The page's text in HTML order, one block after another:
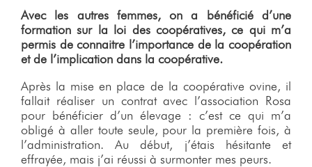
Avec les autres femmes, on a bénéficié d’une
formation sur la loi des coopératives, ce qui m’a
permis de connaitre l’importance de la coopération
et de l’implication dans la coopérative.
Après la mise en place de la coopérative ovine, il
fallait réaliser un contrat avec l’association Rosa
pour bénéficier d’un élevage : c’est ce qui m’a
obligé à aller toute seule, pour la première fois, à
l’administration. Au début, j’étais hésitante et
effrayée, mais j’ai réussi à surmonter mes peurs.